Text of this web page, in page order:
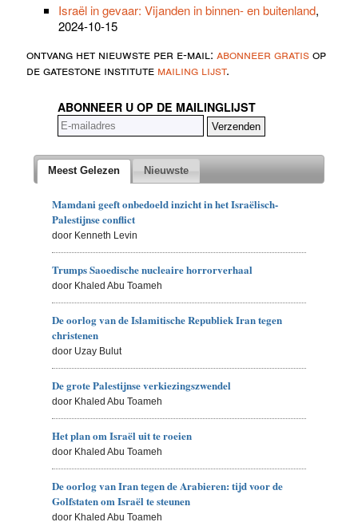
Israël in gevaar: Vijanden in binnen- en buitenland,
2024-10-15
ontvang het nieuwste per e-mail: abonneer gratisop
de gatestone institute mailing lijst.
ABONNEER U OP DE MAILINGLIJST
Meest Gelezen Nieuwste
Mamdani geeft onbedoeld inzicht in het Israëlisch-
Palestijnse conflict
door Kenneth Levin
Trumps Saoedische nucleaire horrorverhaal
door Khaled Abu Toameh
De oorlog van de Islamitische Republiek Iran tegen
christenen
door Uzay Bulut
De grote Palestijnse verkiezingszwendel
door Khaled Abu Toameh
Het plan om Israël uit te roeien
door Khaled Abu Toameh
De oorlog van Iran tegen de Arabieren: tijd voor de
Golfstaten om Israël te steunen
door Khaled Abu Toameh